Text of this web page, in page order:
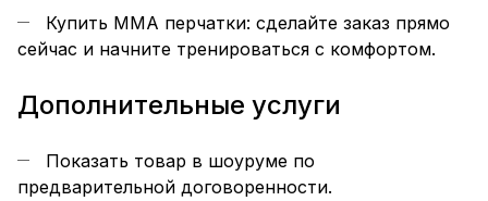
Купить ММА перчатки: сделайте заказ прямо
сейчас и начните тренироваться с комфортом.
Дополнительные услуги
Показать товар в шоуруме по
предварительной договоренности.